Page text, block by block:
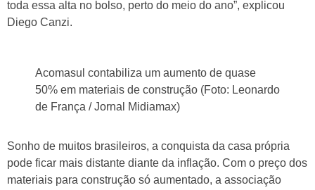
toda essa alta no bolso, perto do meio do ano”, explicou
Diego Canzi.
Acomasul contabiliza um aumento de quase
50% em materiais de construção (Foto: Leonardo
de França / Jornal Midiamax)
Sonho de muitos brasileiros, a conquista da casa própria
pode ficar mais distante diante da inflação. Com o preço dos
materiais para construção só aumentado, a associação